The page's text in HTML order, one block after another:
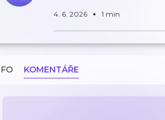
4. 6. 2026 1 min
KOMENTÁŘE